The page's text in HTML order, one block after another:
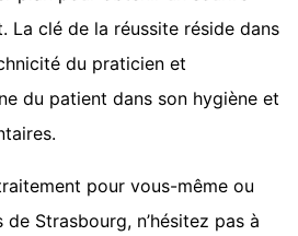
La clé de la réussite réside dans
du praticien et
du patient dans son hygiène et
pour vous-même ou
Strasbourg, n’hésitez pas à